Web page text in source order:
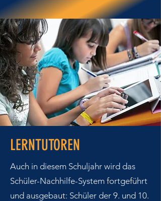
LERNTUTOREN
Auch in diesem Schuljahr wird das
Schüler-Nachhilfe-System fortgeführt
und ausgebaut: Schüler der 9. und 10.